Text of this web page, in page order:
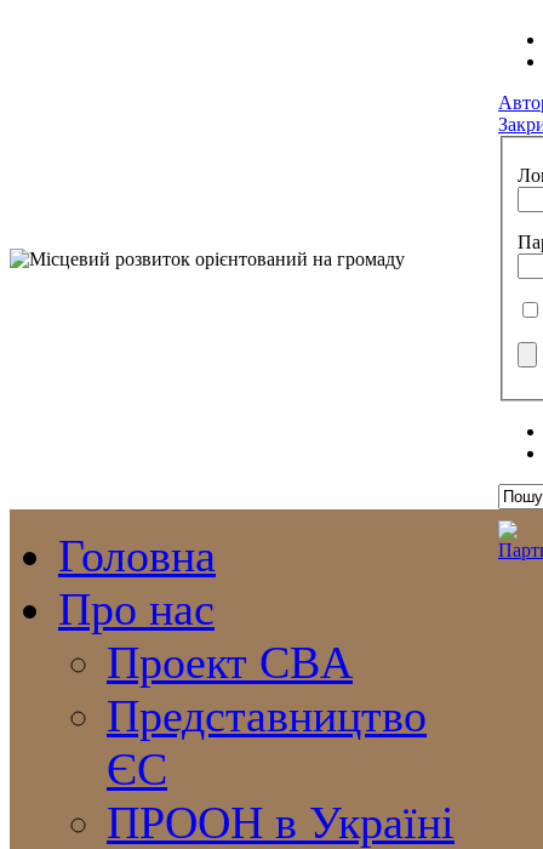
Головна
Про нас
Проект CBA
Представництво
ЄС
ПРООН в Україні